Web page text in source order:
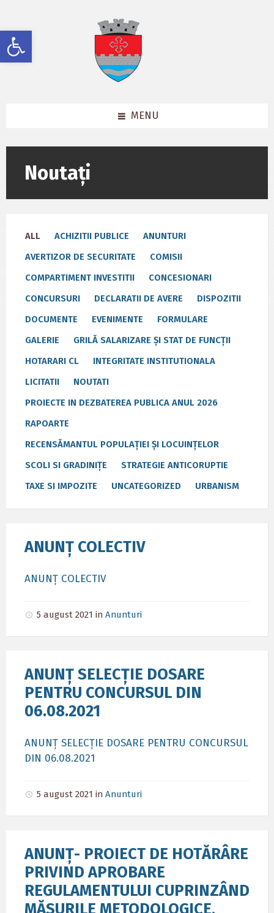
Deschide bara de unelte
content
left
sidebar
footer
MENU
Noutați
ALL ACHIZITII PUBLICE
ANUNTURI
AVERTIZOR DE SECURITATE
COMISII
COMPARTIMENT INVESTITII
CONCESIONARI
CONCURSURI
DECLARATII DE AVERE
DISPOZITII
DOCUMENTE
EVENIMENTE
FORMULARE
GALERIE
GRILĂ SALARIZARE ȘI STAT DE FUNCȚII
HOTARARI CL
INTEGRITATE INSTITUTIONALA
LICITATII
NOUTATI
PROIECTE IN DEZBATEREA PUBLICA ANUL 2026
RAPOARTE
RECENSĂMANTUL POPULAȚIEI ȘI LOCUINȚELOR
SCOLI SI GRADINIȚE
STRATEGIE ANTICORUPTIE
TAXE SI IMPOZITE
UNCATEGORIZED URBANISM
ANUNȚ COLECTIV
ANUNȚ COLECTIV
5 august 2021 in Anunturi
ANUNȚ SELECȚIE DOSARE
PENTRU CONCURSUL DIN
06.08.2021
ANUNȚ SELECȚIE DOSARE PENTRU CONCURSUL
DIN 06.08.2021
5 august 2021 in Anunturi
ANUNȚ- PROIECT DE HOTĂRÂRE
PRIVIND APROBARE
REGULAMENTULUI CUPRINZÂND
MĂSURILE METODOLOGICE,